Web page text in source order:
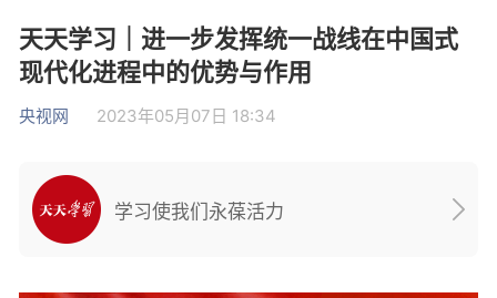
天天学习｜进一步发挥统一战线在中国式
现代化进程中的优势与作用
央视网 2023年05月07日 18:34
学习使我们永葆活力